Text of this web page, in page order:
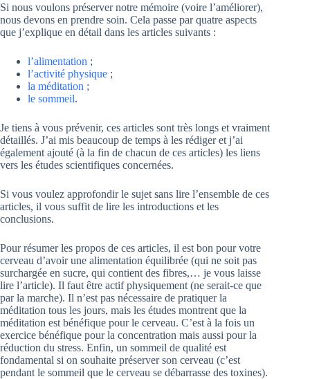
Si nous voulons préserver notre mémoire (voire l’améliorer),
nous devons en prendre soin. Cela passe par quatre aspects
que j’explique en détail dans les articles suivants :
l’alimentation ;
l’activité physique ;
la méditation ;
le sommeil.
Je tiens à vous prévenir, ces articles sont très longs et vraiment
détaillés. J’ai mis beaucoup de temps à les rédiger et j’ai
également ajouté (à la fin de chacun de ces articles) les liens
vers les études scientifiques concernées.
Si vous voulez approfondir le sujet sans lire l’ensemble de ces
articles, il vous suffit de lire les introductions et les
conclusions.
Pour résumer les propos de ces articles, il est bon pour votre
cerveau d’avoir une alimentation équilibrée (qui ne soit pas
surchargée en sucre, qui contient des fibres,… je vous laisse
lire l’article). Il faut être actif physiquement (ne serait-ce que
par la marche). Il n’est pas nécessaire de pratiquer la
méditation tous les jours, mais les études montrent que la
méditation est bénéfique pour le cerveau. C’est à la fois un
exercice bénéfique pour la concentration mais aussi pour la
réduction du stress. Enfin, un sommeil de qualité est
fondamental si on souhaite préserver son cerveau (c’est
pendant le sommeil que le cerveau se débarrasse des toxines).